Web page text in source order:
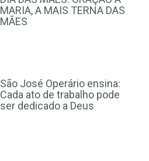
MARIA, A MAIS TERNA DAS
MÃES
São José Operário ensina:
Cada ato de trabalho pode
ser dedicado a Deus